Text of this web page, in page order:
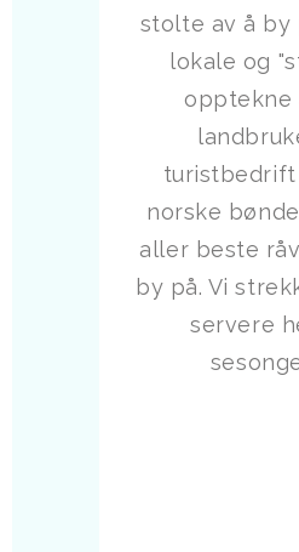
stolte av å by
lokale og
opptekne
norske
aller beste
by på. Vi
servere